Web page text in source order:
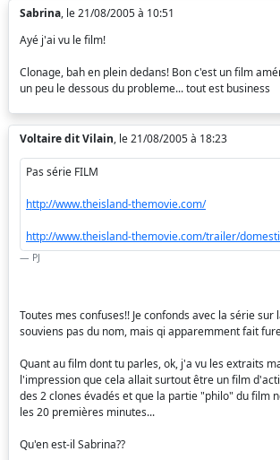
Sabrina, le 21/08/2005 à 10:51
Ayé j'ai vu le film!
Clonage, bah en plein dedans! Bon c'est un film
un peu le dessous du probleme... tout est business
Voltaire dit Vilain, le 21/08/2005 à 18:23
Pas série FILM
http://www.theisland-themovie.com/
http://www.theisland-themovie.com/trailer/
PJ
Toutes mes confuses!! Je confonds avec la série sur
souviens pas du nom, mais qi apparemment fait
Quant au film dont tu parles, ok, j'a vu les extraits
l'impression que cela allait surtout être un film
des 2 clones évadés et que la partie "philo" du film
les 20 premières minutes...
Qu'en est-il Sabrina??